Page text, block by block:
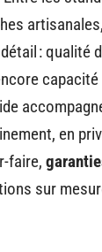
: qualité
capacité
en
faire,
sur